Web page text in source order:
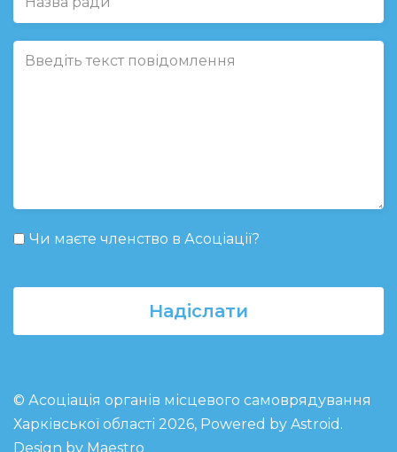
Чи маєте членство в Асоціації?
Надіслати
© Асоціація органів місцевого самоврядування
Харківської області 2026, Powered by Astroid .
Design by Maestro